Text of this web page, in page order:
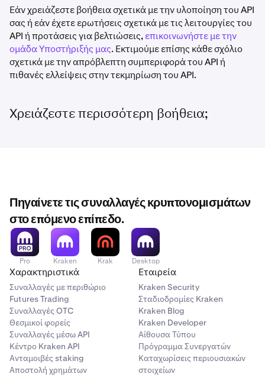
Εάν χρειάζεστε βοήθεια σχετικά με την υλοποίηση του API
σας ή εάν έχετε ερωτήσεις σχετικά με τις λειτουργίες του
API ή προτάσεις για βελτιώσεις,επικοινωνήστε με την
ομάδα Υποστήριξής μας. Εκτιμούμε επίσης κάθε σχόλιο
σχετικά με την απρόβλεπτη συμπεριφορά του API ή
πιθανές ελλείψεις στην τεκμηρίωση του API.
Χρειάζεστε περισσότερη βοήθεια;
Πηγαίνετε τις συναλλαγές κρυπτονομισμάτων
στο επόμενο επίπεδο.
Pro Kraken Krak Desktop
Χαρακτηριστικά
Συναλλαγές με περιθώριο
Futures Trading
Συναλλαγές OTC
Θεσμικοί φορείς
Συναλλαγές μέσω API
Κέντρο Kraken API
Ανταμοιβές staking
Αποστολή χρημάτων
Εταιρεία
Kraken Security
Σταδιοδρομίες Kraken
Kraken Blog
Kraken Developer
Αίθουσα Τύπου
Πρόγραμμα Συνεργατών
Καταχωρίσεις περιουσιακών
στοιχείων